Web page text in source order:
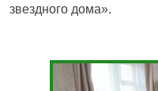
звездного дома».